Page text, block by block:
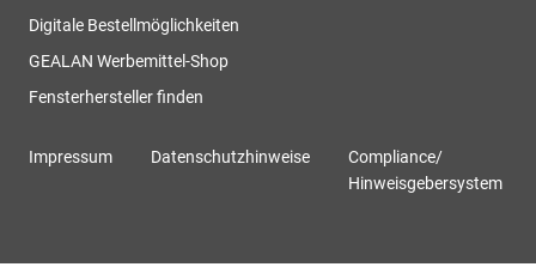
Digitale Bestellmöglichkeiten
GEALAN Werbemittel-Shop
Fensterhersteller finden
Impressum Datenschutzhinweise
Compliance/
Hinweisgebersystem